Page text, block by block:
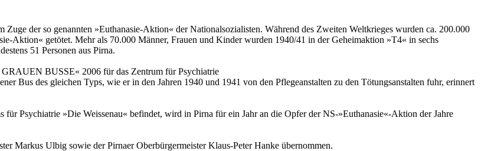
der so genannten »Euthanasie-Aktion« der Nationalsozialisten. Während des Zweiten Weltkrieges wurden ca. 200.000
Aktion« getötet. Mehr als 70.000 Männer, Frauen und Kinder wurden 1940/41 in der Geheimaktion »T4« in sechs
51 Personen aus Pirna.
BUSSE« 2006 für das Zentrum für Psychiatrie
Bus des gleichen Typs, wie er in den Jahren 1940 und 1941 von den Pflegeanstalten zu den Tötungsanstalten fuhr, erinnert
Psychiatrie »Die Weissenau« befindet, wird in Pirna für ein Jahr an die Opfer der NS-»Euthanasie«-Aktion der Jahre
Markus Ulbig sowie der Pirnaer Oberbürgermeister Klaus-Peter Hanke übernommen.